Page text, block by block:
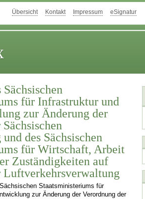
Übersicht Kontakt Impressum eSignatur
für Infrastruktur und
zur Änderung der
des Sächsischen
für Wirtschaft, Arbeit
Zuständigkeiten auf
Luftverkehrsverwaltung
Staatsministeriums für
zur Änderung der Verordnung der